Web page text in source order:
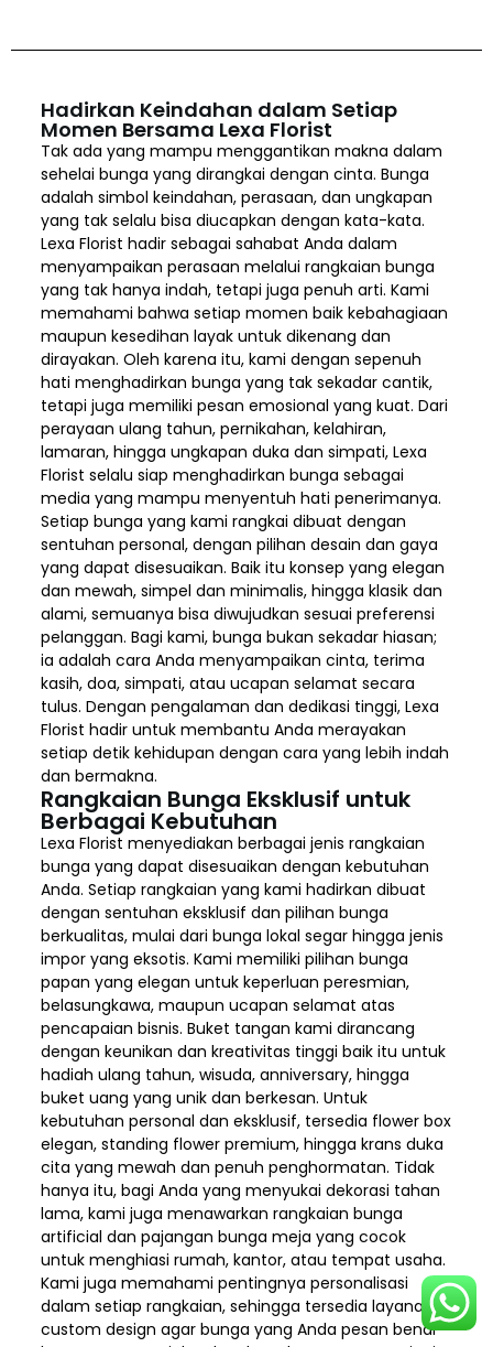
Hadirkan Keindahan dalam Setiap
Momen Bersama Lexa Florist
Tak ada yang mampu menggantikan makna dalam
sehelai bunga yang dirangkai dengan cinta. Bunga
adalah simbol keindahan, perasaan, dan ungkapan
yang tak selalu bisa diucapkan dengan kata-kata.
Lexa Florist hadir sebagai sahabat Anda dalam
menyampaikan perasaan melalui rangkaian bunga
yang tak hanya indah, tetapi juga penuh arti. Kami
memahami bahwa setiap momen baik kebahagiaan
maupun kesedihan layak untuk dikenang dan
dirayakan. Oleh karena itu, kami dengan sepenuh
hati menghadirkan bunga yang tak sekadar cantik,
tetapi juga memiliki pesan emosional yang kuat. Dari
perayaan ulang tahun, pernikahan, kelahiran,
lamaran, hingga ungkapan duka dan simpati, Lexa
Florist selalu siap menghadirkan bunga sebagai
media yang mampu menyentuh hati penerimanya.
Setiap bunga yang kami rangkai dibuat dengan
sentuhan personal, dengan pilihan desain dan gaya
yang dapat disesuaikan. Baik itu konsep yang elegan
dan mewah, simpel dan minimalis, hingga klasik dan
alami, semuanya bisa diwujudkan sesuai preferensi
pelanggan. Bagi kami, bunga bukan sekadar hiasan;
ia adalah cara Anda menyampaikan cinta, terima
kasih, doa, simpati, atau ucapan selamat secara
tulus. Dengan pengalaman dan dedikasi tinggi, Lexa
Florist hadir untuk membantu Anda merayakan
setiap detik kehidupan dengan cara yang lebih indah
dan bermakna.
Rangkaian Bunga Eksklusif untuk
Berbagai Kebutuhan
Lexa Florist menyediakan berbagai jenis rangkaian
bunga yang dapat disesuaikan dengan kebutuhan
Anda. Setiap rangkaian yang kami hadirkan dibuat
dengan sentuhan eksklusif dan pilihan bunga
berkualitas, mulai dari bunga lokal segar hingga jenis
impor yang eksotis. Kami memiliki pilihan bunga
papan yang elegan untuk keperluan peresmian,
belasungkawa, maupun ucapan selamat atas
pencapaian bisnis. Buket tangan kami dirancang
dengan keunikan dan kreativitas tinggi baik itu untuk
hadiah ulang tahun, wisuda, anniversary, hingga
buket uang yang unik dan berkesan. Untuk
kebutuhan personal dan eksklusif, tersedia flower box
elegan, standing flower premium, hingga krans duka
cita yang mewah dan penuh penghormatan. Tidak
hanya itu, bagi Anda yang menyukai dekorasi tahan
lama, kami juga menawarkan rangkaian bunga
artificial dan pajangan bunga meja yang cocok
untuk menghiasi rumah, kantor, atau tempat usaha.
Kami juga memahami pentingnya personalisasi
dalam setiap rangkaian, sehingga tersedia layanan
custom design agar bunga yang Anda pesan benar-